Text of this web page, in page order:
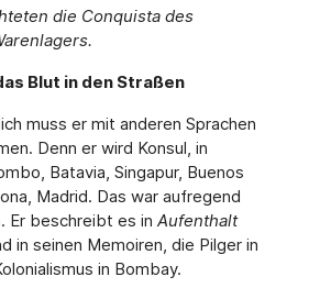
die Conquista des
Blut in den Straßen
muss er mit anderen Sprachen
Denn er wird Konsul, in
Batavia, Singapur, Buenos
Madrid. Das war aufregend
Er beschreibt es in Aufenthalt
in seinen Memoiren, die Pilger in
in Bombay.